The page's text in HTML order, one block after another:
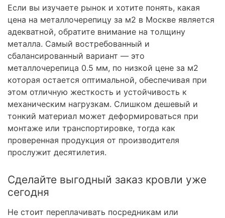
Если вы изучаете рынок и хотите понять, какая
цена на металлочерепицу за м2 в Москве является
адекватной, обратите внимание на толщину
металла. Самый востребованный и
сбалансированный вариант — это
металлочерепица 0.5 мм, по низкой цене за м2
которая остается оптимальной, обеспечивая при
этом отличную жесткость и устойчивость к
механическим нагрузкам. Слишком дешевый и
тонкий материал может деформироваться при
монтаже или транспортировке, тогда как
проверенная продукция от производителя
прослужит десятилетия.
Сделайте выгодный заказ кровли уже
сегодня
Не стоит переплачивать посредникам или